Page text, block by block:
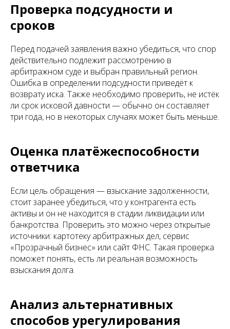
Проверка подсудности и
сроков
Перед подачей заявления важно убедиться, что спор
действительно подлежит рассмотрению в
арбитражном суде и выбран правильный регион.
Ошибка в определении подсудности приведёт к
возврату иска. Также необходимо проверить, не истёк
ли срок исковой давности — обычно он составляет
три года, но в некоторых случаях может быть меньше.
Оценка платёжеспособности
ответчика
Если цель обращения — взыскание задолженности,
стоит заранее убедиться, что у контрагента есть
активы и он не находится в стадии ликвидации или
банкротства. Проверить это можно через открытые
источники: картотеку арбитражных дел, сервис
«Прозрачный бизнес» или сайт ФНС. Такая проверка
поможет понять, есть ли реальная возможность
взыскания долга.
Анализ альтернативных
способов урегулирования